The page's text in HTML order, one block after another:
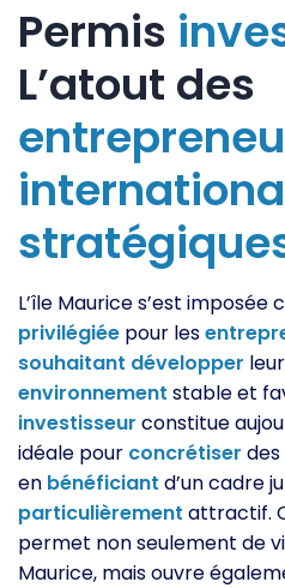
Permis
L’atout des
L’île Maurice s’est imposée
privilégiée pour les
souhaitant développer
environnement stable et
investisseur constitue
idéale pour concrétiser
en bénéficiant d’un cadre
particulièrement attractif.
permet non seulement de
Maurice, mais ouvre